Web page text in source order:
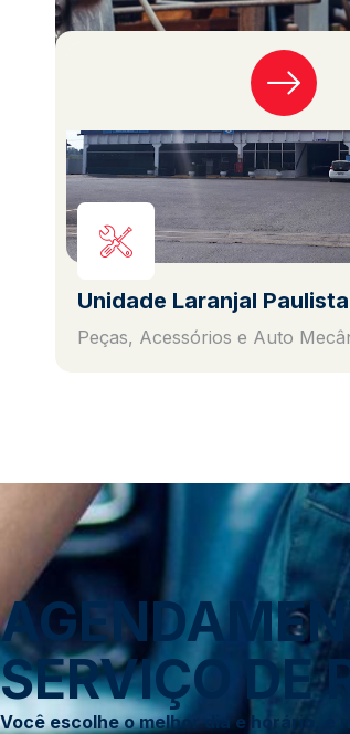
Unidade Laranjal Paulista
Peças, Acessórios e Auto
SERVIÇO DE
Você escolhe o melhor dia e horário, e